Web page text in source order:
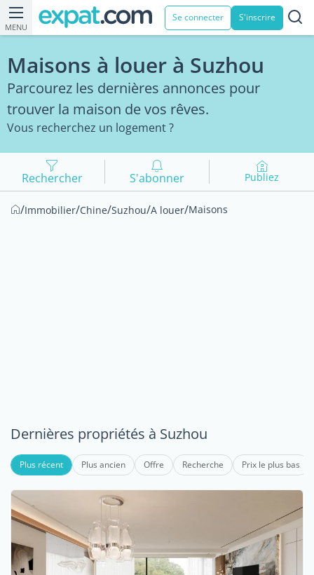
MENU
Se connecter S'inscrire
Maisons à louer à Suzhou
Parcourez les dernières annonces pour
trouver la maison de vos rêves.
Vous recherchez un logement ?
Rechercher S'abonner Publiez
/Immobilier/Chine/Suzhou/A louer/Maisons
Dernières propriétés à Suzhou
Plus récent Plus ancien Offre Recherche Prix le plus bas